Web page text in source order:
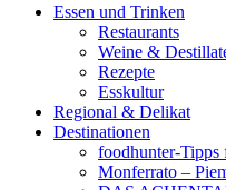
Essen und Trinken
Restaurants
Weine &
Rezepte
Esskultur
Regional & Delikat
Destinationen
foodhunter-Tipps
Monferrato –